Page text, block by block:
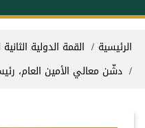
مسار التنقل
الرئيسية
القمة الدولية
دشّن معالي الأمين العام،